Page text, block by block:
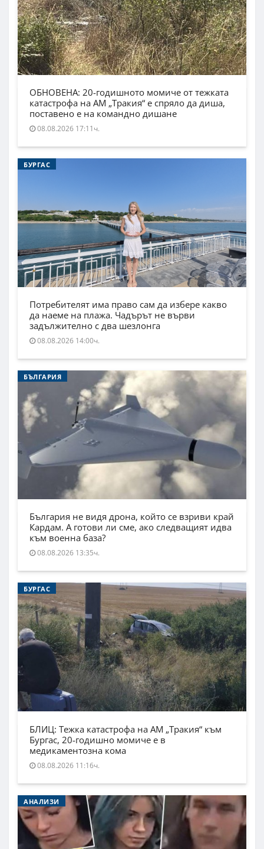
ОБНОВЕНА: 20-годишното момиче от тежката
катастрофа на АМ „Тракия“ е спряло да диша,
поставено е на командно дишане
08.08.2026 17:11ч.
БУРГАС
Потребителят има право сам да избере какво
да наеме на плажа. Чадърът не върви
задължително с два шезлонга
08.08.2026 14:00ч.
БЪЛГАРИЯ
България не видя дрона, който се взриви край
Кардам. А готови ли сме, ако следващият идва
към военна база?
08.08.2026 13:35ч.
БУРГАС
БЛИЦ: Тежка катастрофа на АМ „Тракия“ към
Бургас, 20-годишно момиче е в
медикаментозна кома
08.08.2026 11:16ч.
АНАЛИЗИ